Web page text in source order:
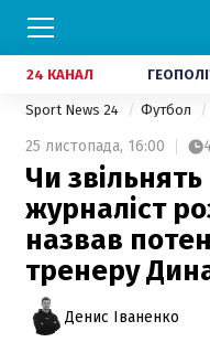
24 КАНАЛ
Sport News 24 Футбол
25 листопада, 16:00 4
Чи
журналіст
назвав
тренеру
Денис Іваненко